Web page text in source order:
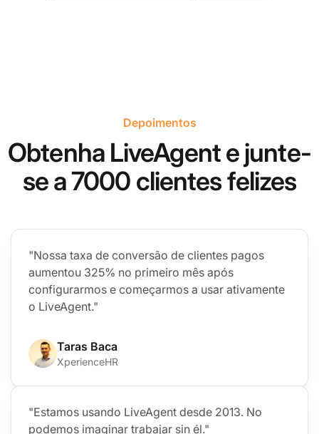
Depoimentos
Obtenha LiveAgent e junte-
se a 7000 clientes felizes
"Nossa taxa de conversão de clientes pagos
aumentou 325% no primeiro mês após
configurarmos e começarmos a usar ativamente
o LiveAgent."
Taras Baca
XperienceHR
"Estamos usando LiveAgent desde 2013. No
podemos imaginar trabajar sin él."